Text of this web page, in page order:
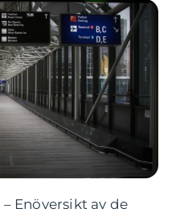
Enöversikt av de